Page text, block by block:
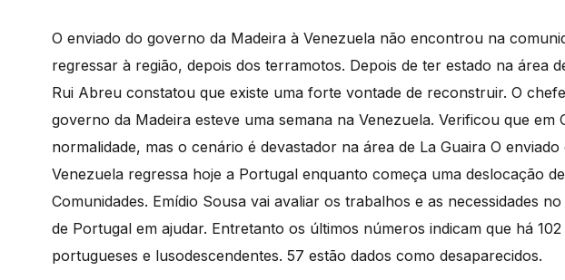
O enviado do governo da Madeira à Venezuela não encontrou na
regressar à região, depois dos terramotos. Depois de ter estado na área
Rui Abreu constatou que existe uma forte vontade de reconstruir. O
governo da Madeira esteve uma semana na Venezuela. Verificou que em
normalidade, mas o cenário é devastador na área de La Guaira O
Venezuela regressa hoje a Portugal enquanto começa uma deslocação
Comunidades. Emídio Sousa vai avaliar os trabalhos e as necessidades
de Portugal em ajudar. Entretanto os últimos números indicam que há
portugueses e lusodescendentes. 57 estão dados como desaparecidos.